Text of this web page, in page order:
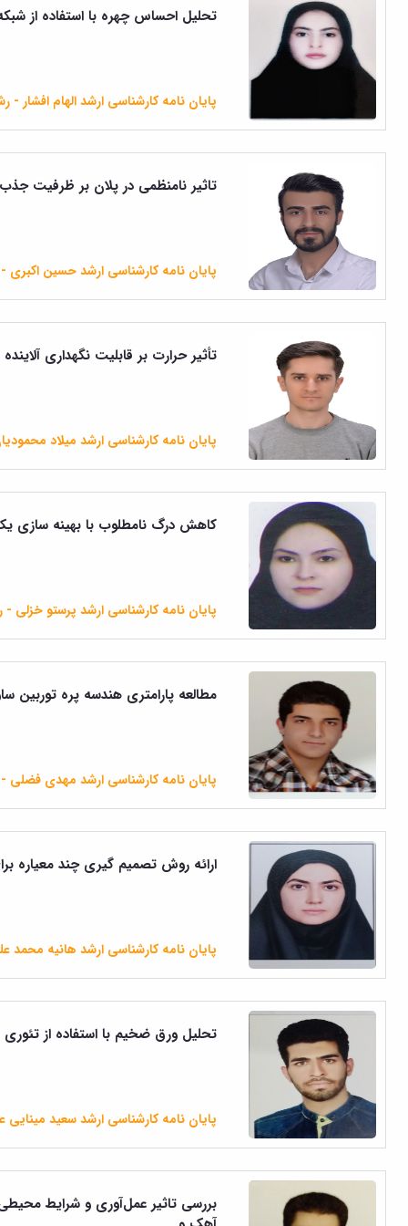
تحلیل احساس چهره با استفاده از
پایان نامه کارشناسی ارشد الهام افشار -
تاثیر نامنظمی در پلان بر ظرفیت جذب
پایان نامه کارشناسی ارشد حسین اکبری
تأثیر حرارت بر قابلیت نگهداری
پایان نامه کارشناسی ارشد میلاد
کاهش درگ نامطلوب با بهینه سازی
پایان نامه کارشناسی ارشد پرستو خزلی
مطالعه پارامتری هندسه پره
پایان نامه کارشناسی ارشد مهدی فضلی
ارائه روش تصمیم گیری چند معیاره
پایان نامه کارشناسی ارشد هانیه محمد
تحلیل ورق ضخیم با استفاده از
پایان نامه کارشناسی ارشد سعید
بررسی تاثیر عمل‌آوری و شرایط